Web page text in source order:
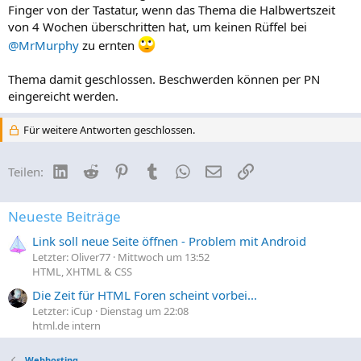
Finger von der Tastatur, wenn das Thema die Halbwertszeit
von 4 Wochen überschritten hat, um keinen Rüffel bei
@MrMurphy zu ernten
Thema damit geschlossen. Beschwerden können per PN
eingereicht werden.
Für weitere Antworten geschlossen.
Teilen: LinkedIn
Reddit PinterestTumblrWhatsApp
E-MailLink
Neueste Beiträge
Link soll neue Seite öffnen - Problem mit Android
Letzter: Oliver77 Mittwoch um 13:52
HTML, XHTML & CSS
Die Zeit für HTML Foren scheint vorbei...
Letzter: iCup Dienstag um 22:08
html.de intern